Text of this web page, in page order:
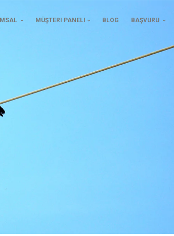
MÜŞTERI PANELI BLOG BAŞVURU